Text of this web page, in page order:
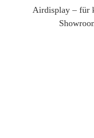
Airdisplay – für